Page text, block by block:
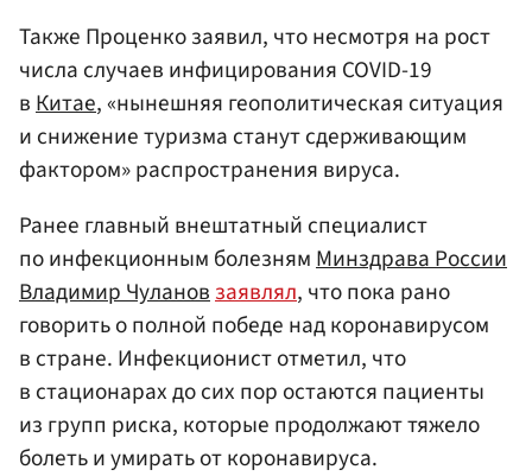
Также Проценко заявил, что несмотря на рост
числа случаев инфицирования COVID-19
вКитае, «нынешняя геополитическая ситуация
и снижение туризма станут сдерживающим
фактором» распространения вируса.
Ранее главный внештатный специалист
по инфекционным болезнямМинздрава России
Владимир Чулановзаявлял, что пока рано
говорить о полной победе над коронавирусом
в стране. Инфекционист отметил, что
в стационарах до сих пор остаются пациенты
из групп риска, которые продолжают тяжело
болеть и умирать от коронавируса.